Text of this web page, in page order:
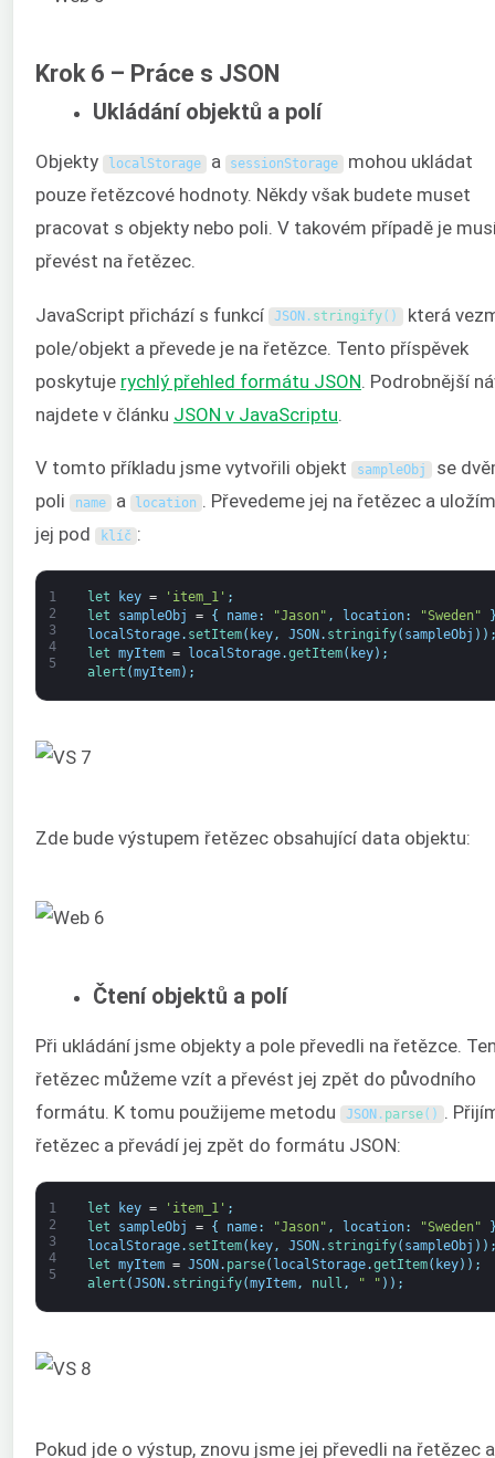
Krok 6 – Práce s JSON
Ukládání objektů a polí
Objekty localStorage a sessionStorage
mohou ukládat
pouze řetězcové hodnoty. Někdy však budete muset
pracovat s objekty nebo poli. V takovém případě je
převést na řetězec.
JavaScript přichází s funkcí JSON . stringify( ) která
pole/objekt a převede je na řetězce. Tento příspěvek
poskytuje rychlý přehled formátu JSON . Podrobnější
najdete v článku JSON v JavaScriptu
V tomto příkladu jsme vytvořili objekt sampleObj se
poli
name a location
. Převedeme jej na řetězec a
jej pod
klíč :
1
2
3
4
5
let key = 'item_1' ;
let
sampleObj = { name: "Jason" , location: "Sweden"
localStorage. setItem( key, JSON . stringify( sampleObj ) )
let myItem = localStorage.getItem( key) ;
alert (myItem) ;
Zde bude výstupem řetězec obsahující data objektu:
Čtení objektů a polí
Při ukládání jsme objekty a pole převedli na řetězce.
řetězec můžeme vzít a převést jej zpět do původního
formátu. K tomu použijeme metodu
JSON . parse( ) .
řetězec a převádí jej zpět do formátu JSON:
1
2
3
4
5
let key = 'item_1' ;
let
sampleObj = { name: "Jason" , location: "Sweden"
localStorage. setItem( key, JSON . stringify( sampleObj ) )
let myItem = JSON. parse( localStorage.getItem( key) ) ;
alert (JSON. stringify(myItem, null , " " ) ) ;
Pokud jde o výstup, znovu jsme jej převedli na řetězec a